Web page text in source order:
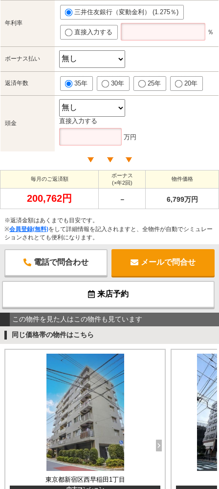
年利率
三井住友銀行（変動金利） (1.275％)
直接入力する ％
ボーナス払い
返済年数 35年 30年 25年 20年
頭金 直接入力する
万円
毎月のご返済額
ボーナス
(×年2回)
物件価格
200,762円 － 6,799万円
※返済金額はあくまでも目安です。
※会員登録(無料)をして詳細情報を記入されますと、全物件が自動でシミュレー
ションされとても便利になります。
電話で問合わせ メールで問合せ
来店予約
この物件を見た人はこの物件も見ています
同じ価格帯の物件はこちら
東京都新宿区西早稲田1丁目